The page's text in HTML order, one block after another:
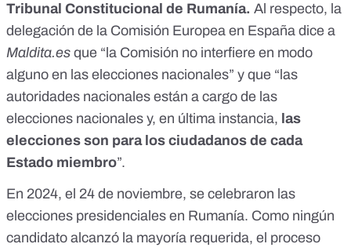
Tribunal Constitucional de Rumanía. Al respecto, la
delegación de la Comisión Europea en España dice a
Maldita.es que “la Comisión no interfiere en modo
alguno en las elecciones nacionales” y que “las
autoridades nacionales están a cargo de las
elecciones nacionales y, en última instancia, las
elecciones son para los ciudadanos de cada
Estado miembro”.
En 2024, el 24 de noviembre, se celebraron las
elecciones presidenciales en Rumanía. Como ningún
candidato alcanzó la mayoría requerida, el proceso